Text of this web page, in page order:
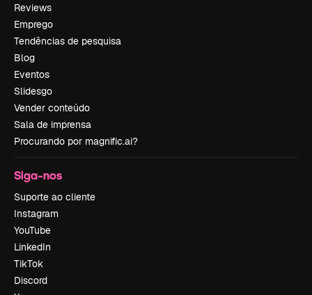
Reviews
Emprego
Tendências de pesquisa
Blog
Eventos
Slidesgo
Vender conteúdo
Sala de imprensa
Procurando por magnific.ai?
Siga-nos
Suporte ao cliente
Instagram
YouTube
LinkedIn
TikTok
Discord